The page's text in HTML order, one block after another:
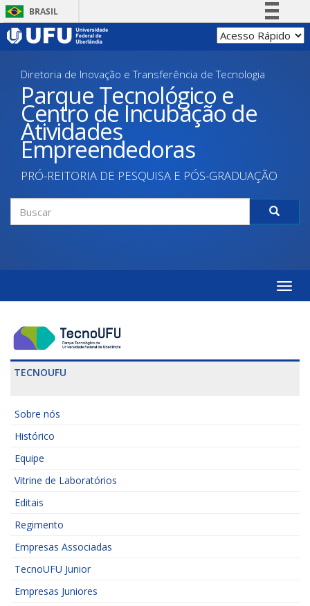
Pular
para
BRASIL
Simplifique!
Participe
Acesso à informação
Legislação
Diretoria de Inovação e Transferência de Tecnologia
Parque Tecnológico e
Centro de Incubação de
Atividades
Empreendedoras
PRÓ-REITORIA DE PESQUISA E PÓS-GRADUAÇÃO
Formulário
de
Toggle
TECNOUFU
Sobre nós
Histórico
Equipe
Vitrine de Laboratórios
Editais
Regimento
Empresas Associadas
TecnoUFU Junior
Empresas Juniores